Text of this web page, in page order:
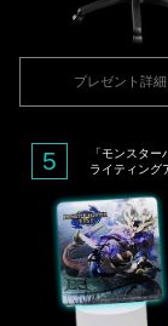
プレゼント詳
5
「モンスター
ライティング